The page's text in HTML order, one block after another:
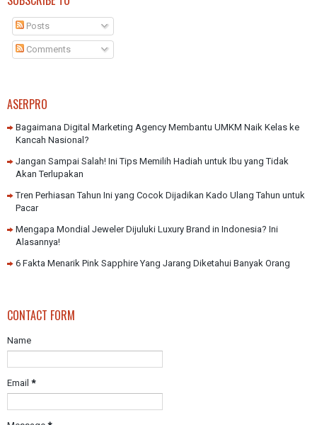
Posts
Comments
ASERPRO
Bagaimana Digital Marketing Agency Membantu UMKM Naik Kelas ke
Kancah Nasional?
Jangan Sampai Salah! Ini Tips Memilih Hadiah untuk Ibu yang Tidak
Akan Terlupakan
Tren Perhiasan Tahun Ini yang Cocok Dijadikan Kado Ulang Tahun untuk
Pacar
Mengapa Mondial Jeweler Dijuluki Luxury Brand in Indonesia? Ini
Alasannya!
6 Fakta Menarik Pink Sapphire Yang Jarang Diketahui Banyak Orang
CONTACT FORM
Name
Email *